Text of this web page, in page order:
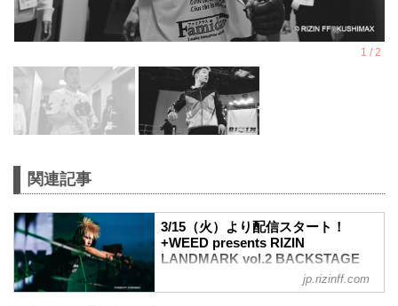
関連記事
3/15（火）より配信スタート！
+WEED presents RIZIN
LANDMARK vol.2 BACKSTAGE
GALLERY - RIZIN FIGHTING
FEDERATION オフィシャルサイト
jp.rizinff.com